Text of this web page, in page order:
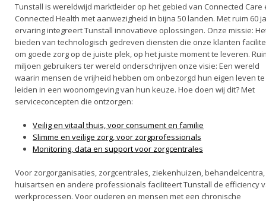
Tunstall is wereldwijd marktleider op het gebied van Connected Care
Connected Health met aanwezigheid in bijna 50 landen. Met ruim 60
ervaring integreert Tunstall innovatieve oplossingen. Onze missie:
bieden van technologisch gedreven diensten die onze klanten
om goede zorg op de juiste plek, op het juiste moment te leveren.
miljoen gebruikers ter wereld onderschrijven onze visie: Een wereld
waarin mensen de vrijheid hebben om onbezorgd hun eigen leven te
leiden in een woonomgeving van hun keuze. Hoe doen wij dit? Met
serviceconcepten die ontzorgen:
Veilig en vitaal thuis, voor consument en familie
Slimme en veilige zorg, voor zorgprofessionals
Monitoring, data en support voor zorgcentrales
Voor zorgorganisaties, zorgcentrales, ziekenhuizen, behandelcentra,
huisartsen en andere professionals faciliteert Tunstall de efficiency
werkprocessen. Voor ouderen en mensen met een chronische